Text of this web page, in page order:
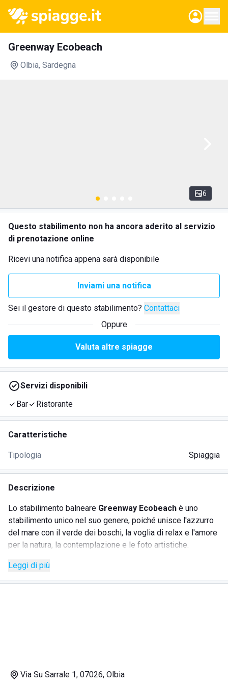
Greenway Ecobeach
Olbia, Sardegna
6
Questo stabilimento non ha ancora aderito al servizio
di prenotazione online
Ricevi una notifica appena sarà disponibile
Inviami una notifica
Sei il gestore di questo stabilimento? Contattaci
Oppure
Valuta altre spiagge
Servizi disponibili
Bar
Ristorante
Caratteristiche
Tipologia Spiaggia
Descrizione
Lo stabilimento balneare Greenway Ecobeach è uno
stabilimento unico nel suo genere, poiché unisce l'azzurro
del mare con il verde dei boschi, la voglia di relax e l'amore
per la natura, la contemplazione e le foto artistiche.
provincia di Sassari), non potete farvi scappare un posto al
sole in questo lido.
Leggi di più
Via Su Sarrale 1, 07026, Olbia